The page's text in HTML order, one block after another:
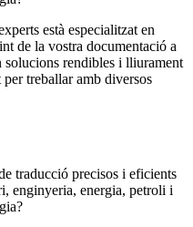
està especialitzat en
de la vostra documentació a
solucions rendibles i lliurament
treballar amb diversos
traducció precisos i eficients
enginyeria, energia, petroli i